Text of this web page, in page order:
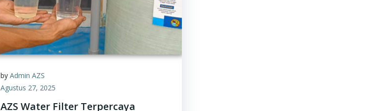
byAdmin AZS
Agustus 27, 2025
AZS Water Filter Terpercaya